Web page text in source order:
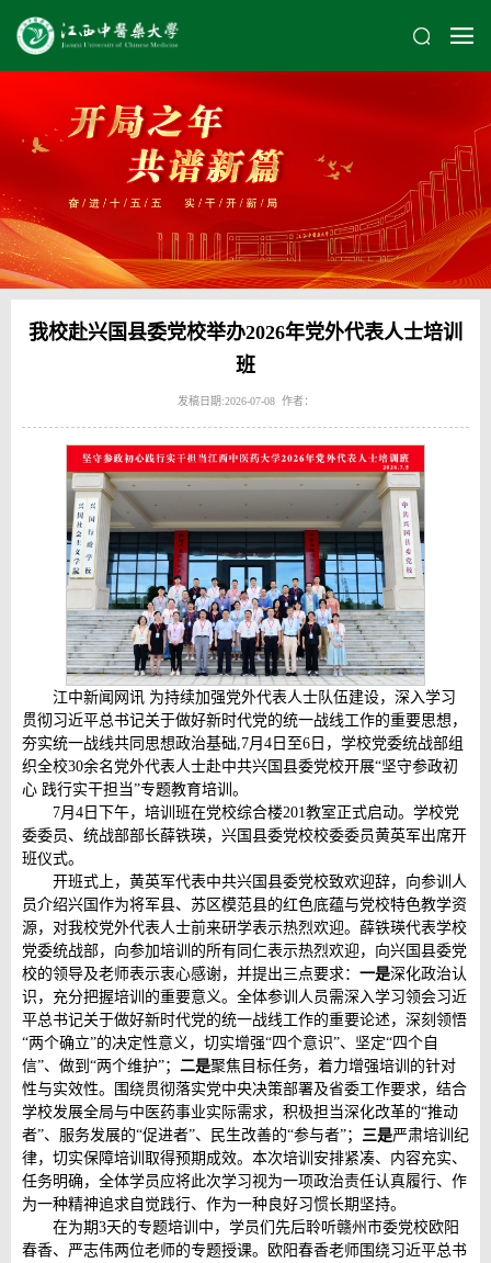
我校赴兴国县委党校举办2026年党外代表人士培训
班
发稿日期:2026-07-08 作者：
江中新闻网讯 为持续加强党外代表人士队伍建设，深入学习
贯彻习近平总书记关于做好新时代党的统一战线工作的重要思想，
夯实统一战线共同思想政治基础,7月4日至6日，学校党委统战部组
织全校30余名党外代表人士赴中共兴国县委党校开展“坚守参政初
心 践行实干担当”专题教育培训。
7月4日下午，培训班在党校综合楼201教室正式启动。学校党
委委员、统战部部长薛铁瑛，兴国县委党校校委委员黄英军出席开
班仪式。
开班式上，黄英军代表中共兴国县委党校致欢迎辞，向参训人
员介绍兴国作为将军县、苏区模范县的红色底蕴与党校特色教学资
源，对我校党外代表人士前来研学表示热烈欢迎。薛铁瑛代表学校
党委统战部，向参加培训的所有同仁表示热烈欢迎，向兴国县委党
校的领导及老师表示衷心感谢，并提出三点要求： 一是深化政治认
识，充分把握培训的重要意义。全体参训人员需深入学习领会习近
平总书记关于做好新时代党的统一战线工作的重要论述，深刻领悟
“两个确立”的决定性意义，切实增强“四个意识”、坚定“四个自
信”、做到“两个维护”； 二是聚焦目标任务，着力增强培训的针对
性与实效性。围绕贯彻落实党中央决策部署及省委工作要求，结合
学校发展全局与中医药事业实际需求，积极担当深化改革的“推动
者”、服务发展的“促进者”、民生改善的“参与者”； 三是严肃培训纪
律，切实保障培训取得预期成效。本次培训安排紧凑、内容充实、
任务明确，全体学员应将此次学习视为一项政治责任认真履行、作
为一种精神追求自觉践行、作为一种良好习惯长期坚持。
在为期3天的专题培训中，学员们先后聆听赣州市委党校欧阳
春香、严志伟两位老师的专题授课。欧阳春香老师围绕习近平总书